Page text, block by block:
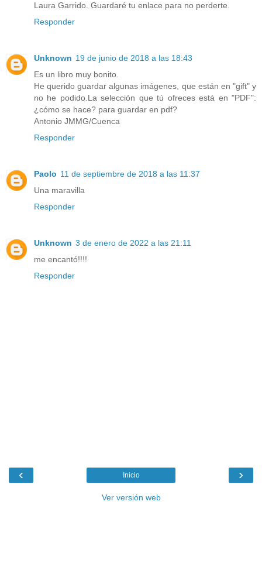
Laura Garrido. Guardaré tu enlace para no perderte.
Responder
Unknown 19 de junio de 2018 a las 18:43
Es un libro muy bonito.
He querido guardar algunas imágenes, que están en "gift" y
no he podido.La selección que tú ofreces está en "PDF":
¿cómo se hace? para guardar en pdf?
Antonio JMMG/Cuenca
Responder
Paolo 11 de septiembre de 2018 a las 11:37
Una maravilla
Responder
Unknown 3 de enero de 2022 a las 21:11
me encantó!!!!
Responder
‹ ›
Inicio
Ver versión web